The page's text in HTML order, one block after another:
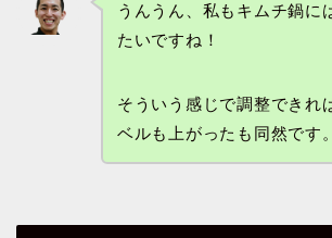
うんうん、私もキムチ鍋に
たいですね！
そういう感じで調整できれ
ベルも上がったも同然です。